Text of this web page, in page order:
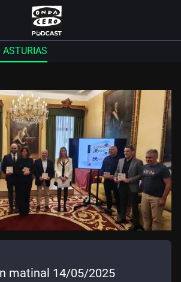
ASTURIAS
matinal 14/05/2025